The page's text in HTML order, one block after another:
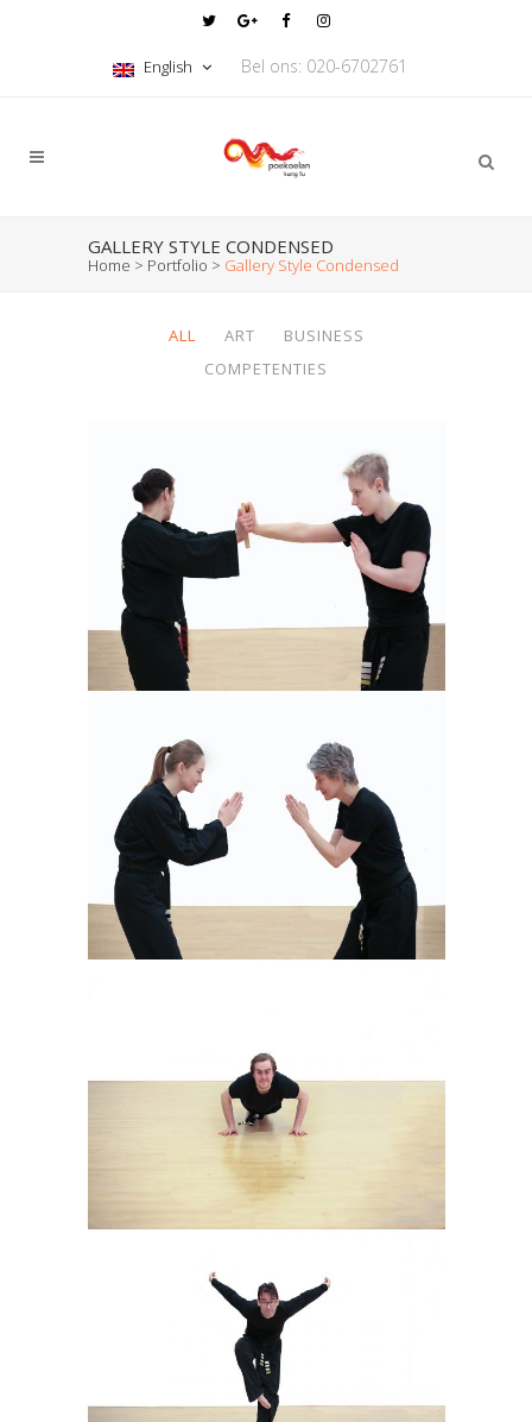
English Bel ons: 020-6702761
GALLERY STYLE CONDENSED
Home > Portfolio > Gallery Style Condensed
ALL ART
BUSINESS
COMPETENTIES